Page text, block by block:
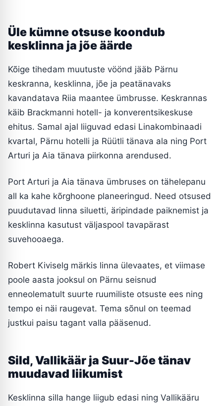
Üle kümne otsuse koondub
kesklinna ja jõe äärde
Kõige tihedam muutuste vöönd jääb Pärnu
keskranna, kesklinna, jõe ja peatänavaks
kavandatava Riia maantee ümbrusse. Keskrannas
käib Brackmanni hotell- ja konverentsikeskuse
ehitus. Samal ajal liiguvad edasi Linakombinaadi
kvartal, Pärnu hotelli ja Rüütli tänava ala ning Port
Arturi ja Aia tänava piirkonna arendused.
Port Arturi ja Aia tänava ümbruses on tähelepanu
all ka kahe kõrghoone planeeringud. Need otsused
puudutavad linna siluetti, äripindade paiknemist ja
kesklinna kasutust väljaspool tavapärast
suvehooaega.
Robert Kiviselg märkis linna ülevaates, et viimase
poole aasta jooksul on Pärnu seisnud
enneolematult suurte ruumiliste otsuste ees ning
tempo ei näi raugevat. Tema sõnul on teemad
justkui paisu tagant valla pääsenud.
Sild, Vallikäär ja Suur-Jõe tänav
muudavad liikumist
Kesklinna silla hange liigub edasi ning Vallikääru